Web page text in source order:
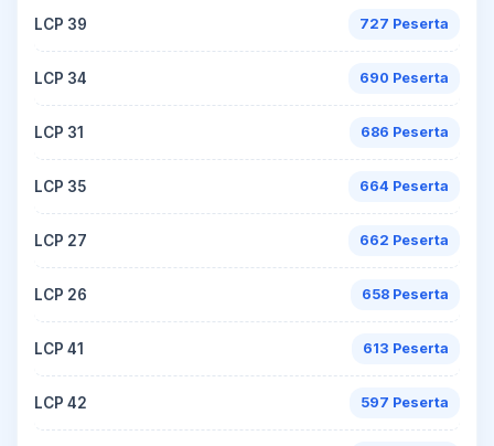
LCP 39 727 Peserta
LCP 34 690 Peserta
LCP 31 686 Peserta
LCP 35 664 Peserta
LCP 27 662 Peserta
LCP 26 658 Peserta
LCP 41 613 Peserta
LCP 42 597 Peserta